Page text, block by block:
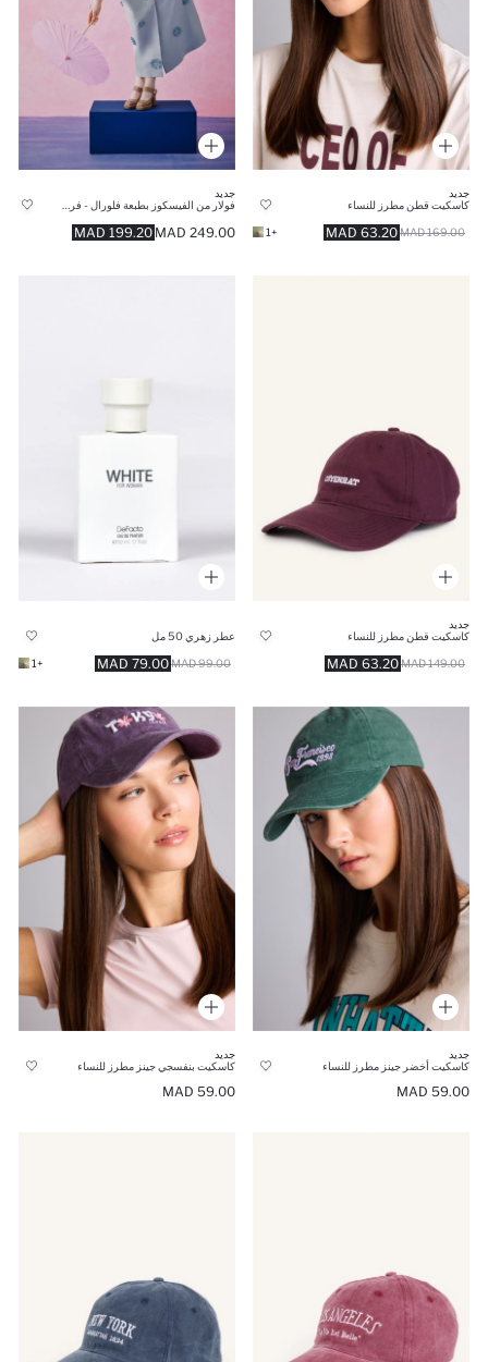
جديد
كاسكيت قطن مطرز للنساء
63.20 MAD 169.00 MAD
+1
جديد
199.20 MAD 249.00 MAD
جديد
كاسكيت قطن مطرز للنساء
63.20 MAD 149.00 MAD
عطر زهري 50 مل
79.00 MAD 99.00 MAD
+1
جديد
كاسكيت أخضر جينز مطرز للنساء
59.00 MAD
جديد
كاسكيت بنفسجي جينز مطرز للنساء
59.00 MAD